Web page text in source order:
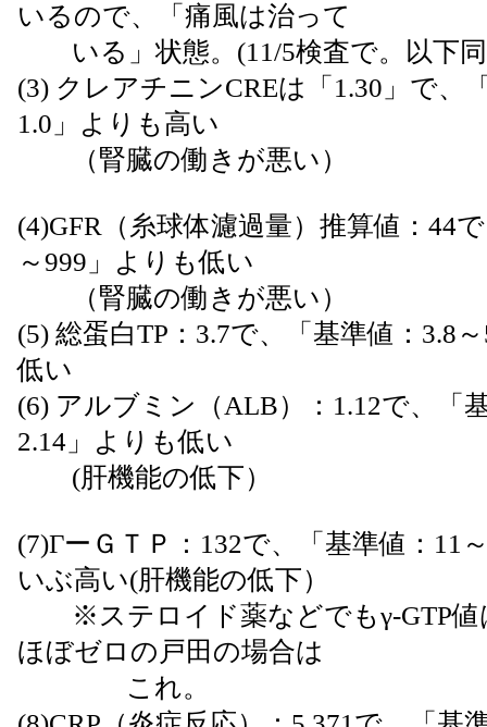
いるので、「痛風は治って
いる」状態。(11/5検査で。以下
(3) クレアチニンCREは「1.30」で、
1.0」よりも高い
（腎臓の働きが悪い）
(4)GFR（糸球体濾過量）推算値：44
～999」よりも低い
（腎臓の働きが悪い）
(5) 総蛋白TP：3.7で、「基準値：3.8
低い
(6) アルブミン（ALB）：1.12で、「
2.14」よりも低い
(肝機能の低下）
(7)ΓーＧＴＰ：132で、「基準値：11
いぶ高い(肝機能の低下）
※ステロイド薬などでもγ-GTP値
ほぼゼロの戸田の場合は
これ。